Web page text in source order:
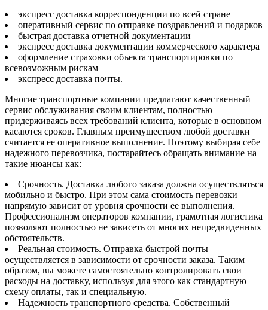
экспресс доставка корреспонденции по всей стране
оперативный сервис по отправке поздравлений и подарков
быстрая доставка отчетной документации
экспресс доставка документации коммерческого характера
оформление страховки объекта транспортировки по
всевозможным рискам
экспресс доставка почты.
Многие транспортные компании предлагают качественный
сервис обслуживания своим клиентам, полностью
придерживаясь всех требований клиента, которые в основном
касаются сроков. Главным преимуществом любой доставки
считается ее оперативное выполнение. Поэтому выбирая себе
надежного перевозчика, постарайтесь обращать внимание на
такие нюансы как:
Срочность. Доставка любого заказа должна осуществляться
мобильно и быстро. При этом сама стоимость перевозки
напрямую зависит от уровня срочности ее выполнения.
Профессионализм операторов компании, грамотная логистика
позволяют полностью не зависеть от многих непредвиденных
обстоятельств.
Реальная стоимость. Отправка быстрой почты
осуществляется в зависимости от срочности заказа. Таким
образом, вы можете самостоятельно контролировать свои
расходы на доставку, используя для этого как стандартную
схему оплаты, так и специальную.
Надежность транспортного средства. Собственный